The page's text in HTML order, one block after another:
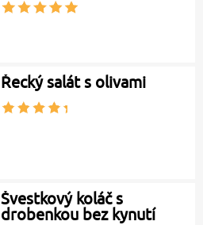
Řecký salát s olivami
Švestkový koláč s
drobenkou bez kynutí